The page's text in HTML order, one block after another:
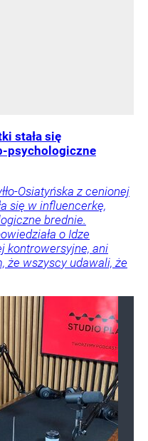
stała się
psychologiczne
Osiatyńska z cenionej
się w influencerkę,
brednie.
o Idze
kontrowersyjne, ani
że wszyscy udawali, że